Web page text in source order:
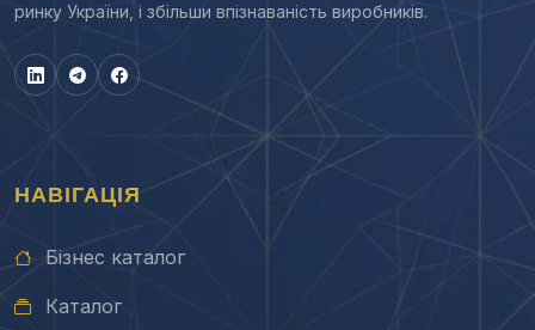
ринку України, і збільши впізнаваність виробників.
НАВІГАЦІЯ
Бізнес каталог
Каталог